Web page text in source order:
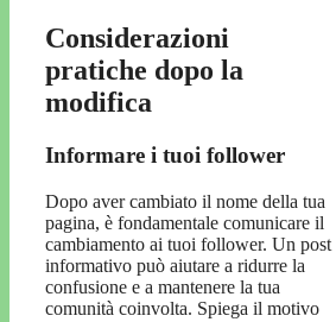
Considerazioni
pratiche dopo la
modifica
Informare i tuoi follower
Dopo aver cambiato il nome della tua
pagina, è fondamentale comunicare il
cambiamento ai tuoi follower. Un post
informativo può aiutare a ridurre la
confusione e a mantenere la tua
comunità coinvolta. Spiega il motivo